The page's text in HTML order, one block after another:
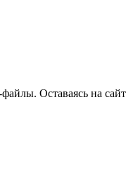
Оставаясь на